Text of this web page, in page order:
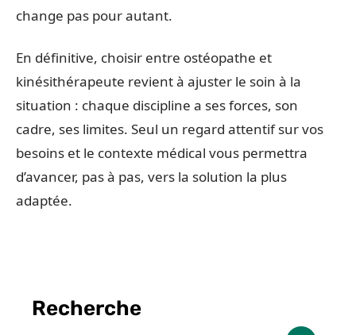
change pas pour autant.
En définitive, choisir entre ostéopathe et
kinésithérapeute revient à ajuster le soin à la
situation : chaque discipline a ses forces, son
cadre, ses limites. Seul un regard attentif sur vos
besoins et le contexte médical vous permettra
d’avancer, pas à pas, vers la solution la plus
adaptée.
Recherche